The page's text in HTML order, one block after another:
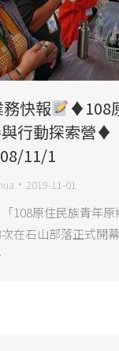
快報 ♦️108
行動探索營♦️
11/1
2019-11-01
108原住民族青年原
在石山部落正式開